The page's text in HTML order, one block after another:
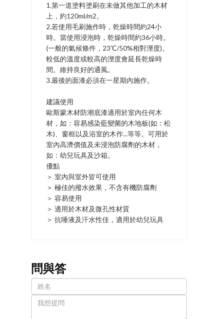
1.第一道塗料塗刷在未做其他加工的木材
上，約120ml/m2。
2.若使用毛刷施作時，乾燥時間約24小
時。當使用浸泡時，乾燥時間約36小時。
(一般的氣候條件，23℃/50%相對溼度)。
較低的溫度或較高的溼度會延長乾燥時
間。維持良好的通風。
3.最後的面漆必須在一星期內施作。
建議使用
歐斯蒙木材防潮底漆適用於室內任何木
材，如：容易感染藍變菌的木地板(如：松
木)、窗框以及浴室的木作...等等。可用於
室內高濟價值及未浸泡防腐劑的木材，
如：幼兒玩具及沙箱。
優點
＞ 室內與室外皆可使用
＞ 極佳的撥水效果，不含有機防腐劑
＞ 容易使用
＞ 適用於木材及微孔性材質
＞ 抗唾液及汗水性佳，適用於幼兒玩具
問與答